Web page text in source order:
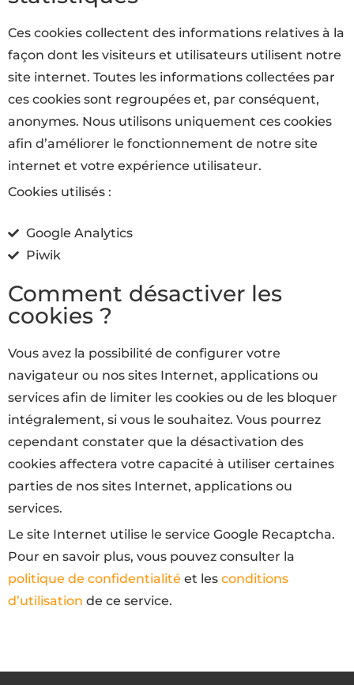
Ces cookies collectent des informations relatives à la
façon dont les visiteurs et utilisateurs utilisent notre
site internet. Toutes les informations collectées par
ces cookies sont regroupées et, par conséquent,
anonymes. Nous utilisons uniquement ces cookies
afin d’améliorer le fonctionnement de notre site
internet et votre expérience utilisateur.
Cookies utilisés :
Google Analytics
Piwik
Comment désactiver les
cookies ?
Vous avez la possibilité de configurer votre
navigateur ou nos sites Internet, applications ou
services afin de limiter les cookies ou de les bloquer
intégralement, si vous le souhaitez. Vous pourrez
cependant constater que la désactivation des
cookies affectera votre capacité à utiliser certaines
parties de nos sites Internet, applications ou
services.
Le site Internet utilise le service Google Recaptcha.
Pour en savoir plus, vous pouvez consulter la
politique de confidentialité et les conditions
d’utilisation de ce service.